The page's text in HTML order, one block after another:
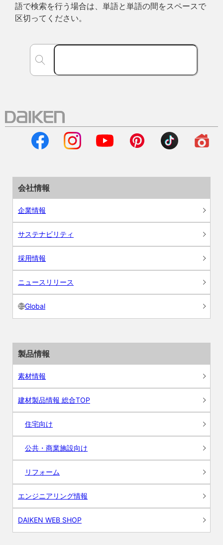
語で検索を行う場合は、単語と単語の間をスペースで
区切ってください。
会社情報
企業情報
サステナビリティ
採用情報
ニュースリリース
Global
製品情報
素材情報
建材製品情報 総合TOP
住宅向け
公共・商業施設向け
リフォーム
エンジニアリング情報
DAIKEN WEB SHOP